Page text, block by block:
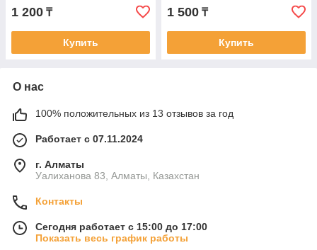
1 200 ₸
Купить
1 500 ₸
Купить
О нас
100% положительных из 13 отзывов за год
Работает с 07.11.2024
г. Алматы
Уалиханова 83, Алматы, Казахстан
Контакты
Сегодня работает с 15:00 до 17:00
Показать весь график работы